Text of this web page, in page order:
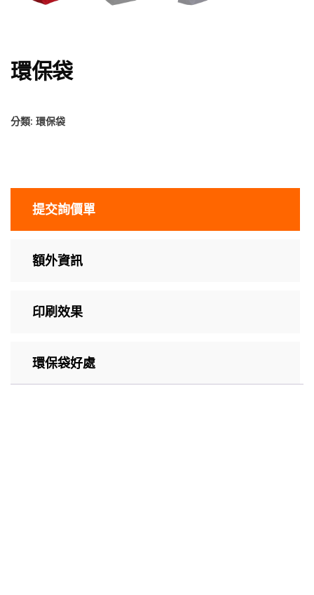
環保袋
分類: 環保袋
提交詢價單
額外資訊
印刷效果
環保袋好處